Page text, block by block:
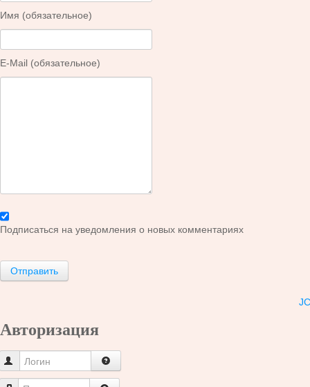
Имя (обязательное)
E-Mail (обязательное)
Подписаться на уведомления о новых комментариях
Отправить
Авторизация